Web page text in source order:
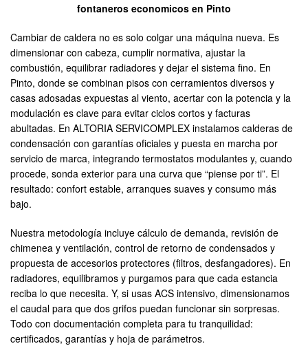
fontaneros economicos en Pinto
Cambiar de caldera no es solo colgar una máquina nueva. Es
dimensionar con cabeza, cumplir normativa, ajustar la
combustión, equilibrar radiadores y dejar el sistema fino. En
Pinto, donde se combinan pisos con cerramientos diversos y
casas adosadas expuestas al viento, acertar con la potencia y la
modulación es clave para evitar ciclos cortos y facturas
abultadas. En ALTORIA SERVICOMPLEX instalamos calderas de
condensación con garantías oficiales y puesta en marcha por
servicio de marca, integrando termostatos modulantes y, cuando
procede, sonda exterior para una curva que “piense por ti”. El
resultado: confort estable, arranques suaves y consumo más
bajo.
Nuestra metodología incluye cálculo de demanda, revisión de
chimenea y ventilación, control de retorno de condensados y
propuesta de accesorios protectores (filtros, desfangadores). En
radiadores, equilibramos y purgamos para que cada estancia
reciba lo que necesita. Y, si usas ACS intensivo, dimensionamos
el caudal para que dos grifos puedan funcionar sin sorpresas.
Todo con documentación completa para tu tranquilidad:
certificados, garantías y hoja de parámetros.